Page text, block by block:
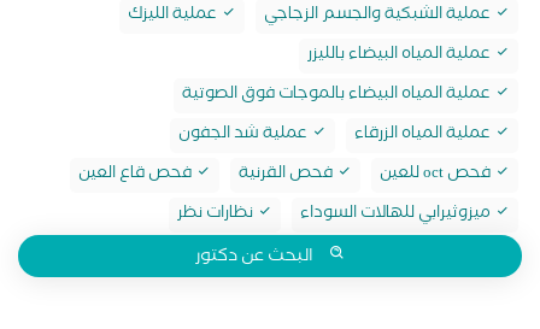
عملية الشبكية والجسم الزجاجي
عملية الليزك
عملية المياه البيضاء بالليزر
عملية المياه البيضاء بالموجات فوق الصوتية
عملية المياه الزرقاء
عملية شد الجفون
فحص oct للعين
فحص القرنية
فحص قاع العين
ميزوثيرابي للهالات السوداء
نظارات نظر
البحث عن دكتور